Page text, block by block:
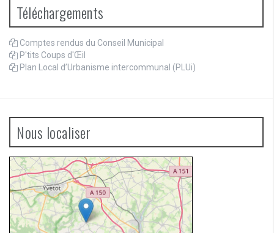
Téléchargements
Comptes rendus du Conseil Municipal
P'tits Coups d'Œil
Plan Local d’Urbanisme intercommunal (PLUi)
Nous localiser